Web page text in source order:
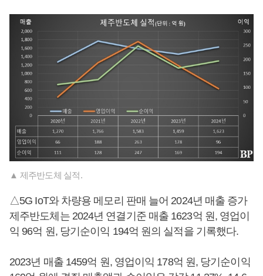
▲ 제주반도체 실적.
△5G IoT와 차량용 메모리 판매 늘어 2024년 매출 증가
제주반도체는 2024년 연결기준 매출 1623억 원, 영업이
익 96억 원, 당기순이익 194억 원의 실적을 기록했다.
2023년 매출 1459억 원, 영업이익 178억 원, 당기순이익